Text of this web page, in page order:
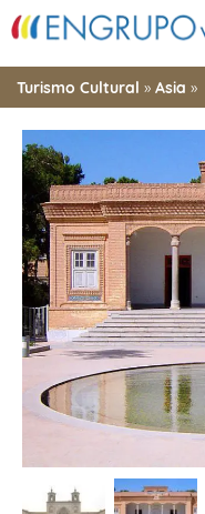
Turismo Cultural » Asia »